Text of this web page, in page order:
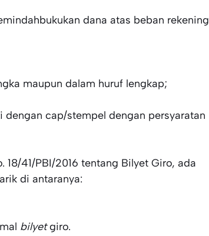
dana atas beban rekening
maupun dalam huruf lengkap;
cap/stempel dengan persyaratan
18/41/PBI/2016 tentang Bilyet Giro, ada
di antaranya:
bilyetgiro.